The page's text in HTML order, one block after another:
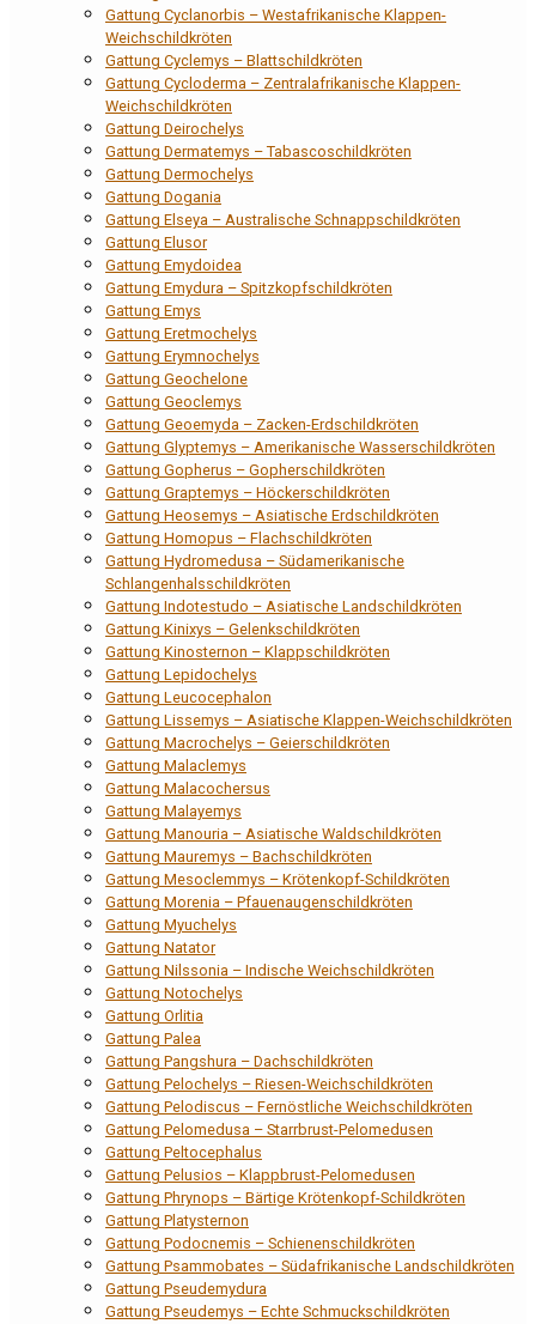
Gattung Cyclanorbis – Westafrikanische Klappen-
Weichschildkröten
Gattung Cyclemys – Blattschildkröten
Gattung Cycloderma – Zentralafrikanische Klappen-
Weichschildkröten
Gattung Deirochelys
Gattung Dermatemys – Tabascoschildkröten
Gattung Dermochelys
Gattung Dogania
Gattung Elseya – Australische Schnappschildkröten
Gattung Elusor
Gattung Emydoidea
Gattung Emydura – Spitzkopfschildkröten
Gattung Emys
Gattung Eretmochelys
Gattung Erymnochelys
Gattung Geochelone
Gattung Geoclemys
Gattung Geoemyda – Zacken-Erdschildkröten
Gattung Glyptemys – Amerikanische Wasserschildkröten
Gattung Gopherus – Gopherschildkröten
Gattung Graptemys – Höckerschildkröten
Gattung Heosemys – Asiatische Erdschildkröten
Gattung Homopus – Flachschildkröten
Gattung Hydromedusa – Südamerikanische
Schlangenhalsschildkröten
Gattung Indotestudo – Asiatische Landschildkröten
Gattung Kinixys – Gelenkschildkröten
Gattung Kinosternon – Klappschildkröten
Gattung Lepidochelys
Gattung Leucocephalon
Gattung Lissemys – Asiatische Klappen-Weichschildkröten
Gattung Macrochelys – Geierschildkröten
Gattung Malaclemys
Gattung Malacochersus
Gattung Malayemys
Gattung Manouria – Asiatische Waldschildkröten
Gattung Mauremys – Bachschildkröten
Gattung Mesoclemmys – Krötenkopf-Schildkröten
Gattung Morenia – Pfauenaugenschildkröten
Gattung Myuchelys
Gattung Natator
Gattung Nilssonia – Indische Weichschildkröten
Gattung Notochelys
Gattung Orlitia
Gattung Palea
Gattung Pangshura – Dachschildkröten
Gattung Pelochelys – Riesen-Weichschildkröten
Gattung Pelodiscus – Fernöstliche Weichschildkröten
Gattung Pelomedusa – Starrbrust-Pelomedusen
Gattung Peltocephalus
Gattung Pelusios – Klappbrust-Pelomedusen
Gattung Phrynops – Bärtige Krötenkopf-Schildkröten
Gattung Platysternon
Gattung Podocnemis – Schienenschildkröten
Gattung Psammobates – Südafrikanische Landschildkröten
Gattung Pseudemydura
Gattung Pseudemys – Echte Schmuckschildkröten